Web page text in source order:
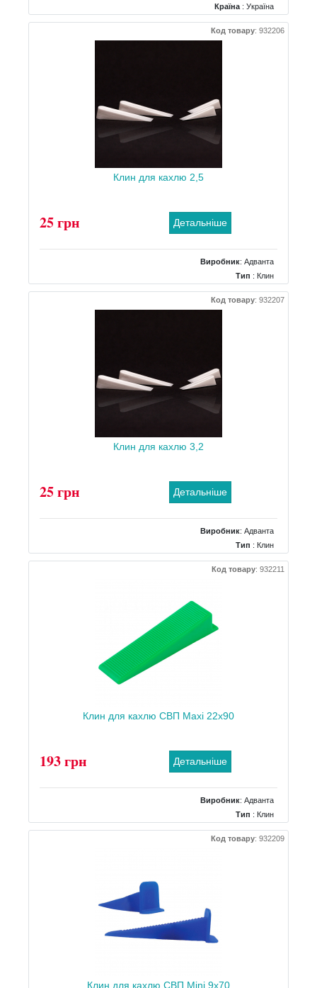
Країна : Україна
Тип: морозостійкий
Вага: 25 кг
Код товару: 932206
Клин для кахлю 2,5
25 грн Детальніше
Виробник: Адванта
Тип : Клин
Код товару: 932207
Клин для кахлю 3,2
25 грн Детальніше
Виробник: Адванта
Тип : Клин
Код товару: 932211
Клин для кахлю СВП Maxi 22x90
193 грн Детальніше
Виробник: Адванта
Тип : Клин
Код товару: 932209
Клин для кахлю СВП Mini 9x70